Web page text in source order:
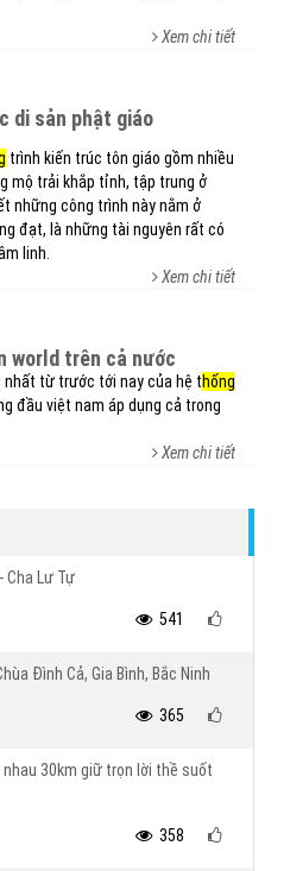
Xem chi tiết
di sản phật giáo
trình kiến trúc tôn giáo gồm nhiều
mộ trải khắp tỉnh, tập trung ở
những công trình này nằm ở
đạt, là những tài nguyên rất có
linh.
Xem chi tiết
world trên cả nước
nhất từ trước tới nay của hệ thống
đầu việt nam áp dụng cả trong
Xem chi tiết
Cha Lư Tự
541
Đình Cả, Gia Bình, Bắc Ninh
365
nhau 30km giữ trọn lời thề suốt
358